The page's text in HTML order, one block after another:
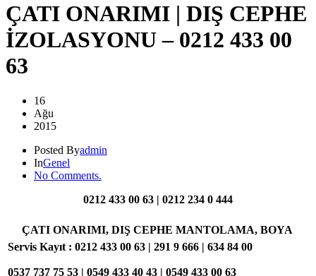
ÇATI ONARIMI | DIŞ CEPHE
İZOLASYONU – 0212 433 00
63
16
Ağu
2015
Posted Byadmin
InGenel
No Comments.
0212 433 00 63 | 0212 234 0 444
ÇATI ONARIMI, DIŞ CEPHE MANTOLAMA, BOYA
Servis Kayıt : 0212 433 00 63 | 291 9 666 | 634 84 00
0537 737 75 53 | 0549 433 40 43 | 0549 433 00 63